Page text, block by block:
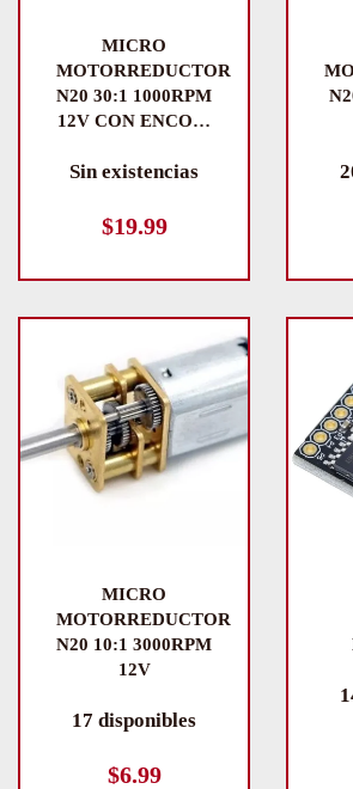
MICRO
MOTORREDUCTOR
N20 30:1 1000RPM
12V CON ENCO…
Sin existencias
$19.99
MICRO
MOTORREDUCTOR
N20 10:1 3000RPM
12V
17 disponibles
$6.99